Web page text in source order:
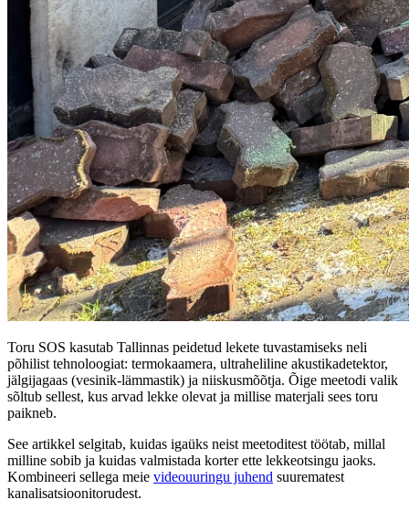
Toru SOS kasutab Tallinnas peidetud lekete tuvastamiseks neli
põhilist tehnoloogiat: termokaamera, ultraheliline akustikadetektor,
jälgijagaas (vesinik-lämmastik) ja niiskusmõõtja. Õige meetodi valik
sõltub sellest, kus arvad lekke olevat ja millise materjali sees toru
paikneb.
See artikkel selgitab, kuidas igaüks neist meetoditest töötab, millal
milline sobib ja kuidas valmistada korter ette lekkeotsingu jaoks.
Kombineeri sellega meie videouuringu juhend suurematest
kanalisatsioonitorudest.